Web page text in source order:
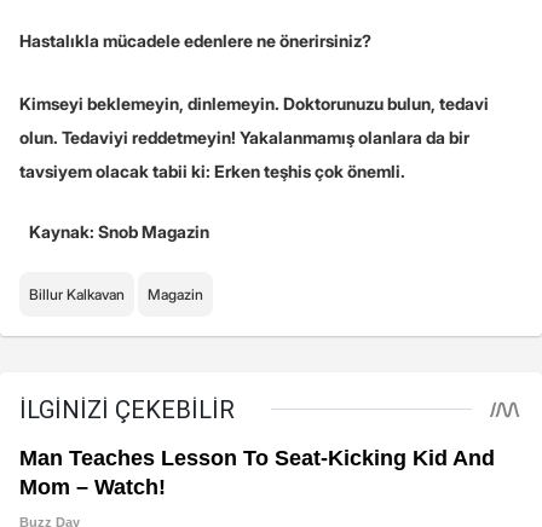
Hastalıkla mücadele edenlere ne önerirsiniz?
Kimseyi beklemeyin, dinlemeyin. Doktorunuzu bulun, tedavi
olun. Tedaviyi reddetmeyin! Yakalanmamış olanlara da bir
tavsiyem olacak tabii ki: Erken teşhis çok önemli.
Kaynak: Snob Magazin
Billur Kalkavan Magazin